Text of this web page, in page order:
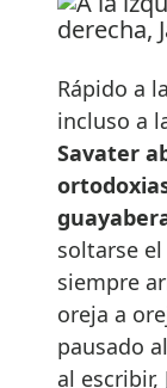
Rápido a
incluso a
Savater
soltarse
siempre
oreja a
pausado
al escribir,